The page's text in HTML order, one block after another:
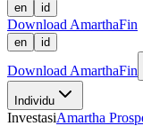
en id
Download AmarthaFin
en id
Download AmarthaFin
Individu
InvestasiAmartha